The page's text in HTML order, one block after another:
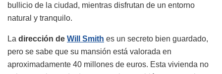
bullicio de la ciudad, mientras disfrutan de un entorno
natural y tranquilo.
La dirección de Will Smith es un secreto bien guardado,
pero se sabe que su mansión está valorada en
aproximadamente 40 millones de euros. Esta vivienda no